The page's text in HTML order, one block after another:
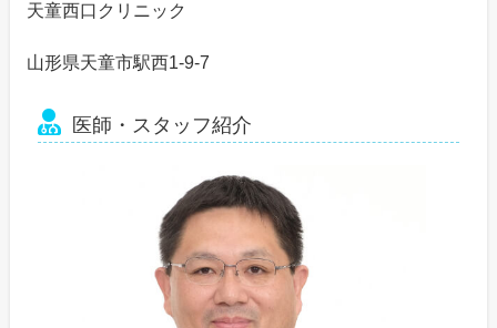
天童西口クリニック
山形県天童市駅西1-9-7
医師・スタッフ紹介